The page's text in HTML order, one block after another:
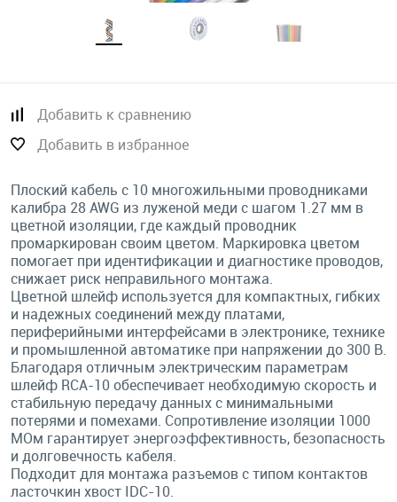
Добавить к сравнению
Добавить в избранное
Плоский кабель с 10 многожильными проводниками
калибра 28 AWG из луженой меди с шагом 1.27 мм в
цветной изоляции, где каждый проводник
промаркирован своим цветом. Маркировка цветом
помогает при идентификации и диагностике проводов,
снижает риск неправильного монтажа.
Цветной шлейф используется для компактных, гибких
и надежных соединений между платами,
периферийными интерфейсами в электронике, технике
и промышленной автоматике при напряжении до 300 В.
Благодаря отличным электрическим параметрам
шлейф RCA-10 обеспечивает необходимую скорость и
стабильную передачу данных с минимальными
потерями и помехами. Сопротивление изоляции 1000
МОм гарантирует энергоэффективность, безопасность
и долговечность кабеля.
Подходит для монтажа разъемов с типом контактов
ласточкин хвост IDC-10.